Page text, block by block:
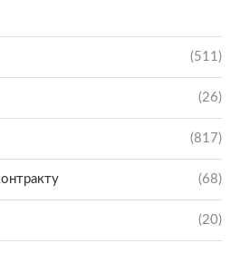
(511)
(26)
(817)
(68)
(20)